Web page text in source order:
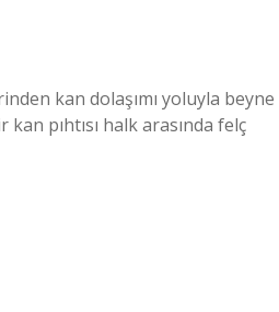
kan dolaşımı yoluyla beyne
pıhtısı halk arasında felç